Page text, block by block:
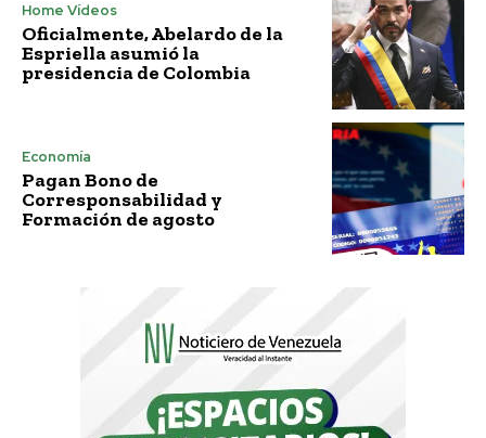
Home Vídeos
Oficialmente, Abelardo de la
Espriella asumió la
presidencia de Colombia
Economía
Pagan Bono de
Corresponsabilidad y
Formación de agosto